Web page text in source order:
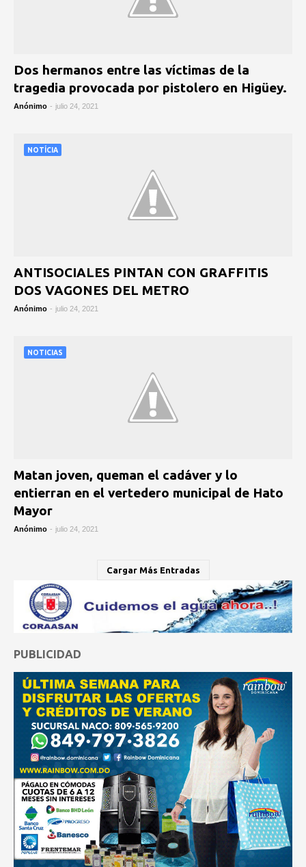
Dos hermanos entre las víctimas de la
tragedia provocada por pistolero en Higüey.
Anónimo - julio 24, 2021
NOTÍCIA
ANTISOCIALES PINTAN CON GRAFFITIS
DOS VAGONES DEL METRO
Anónimo - julio 24, 2021
NOTICIAS
Matan joven, queman el cadáver y lo
entierran en el vertedero municipal de Hato
Mayor
Anónimo - julio 24, 2021
Cargar Más Entradas
PUBLICIDAD